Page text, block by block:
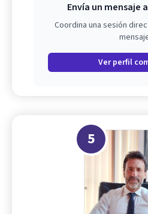
Envía un mensaje
Coordina una sesión
Ver perfil
5